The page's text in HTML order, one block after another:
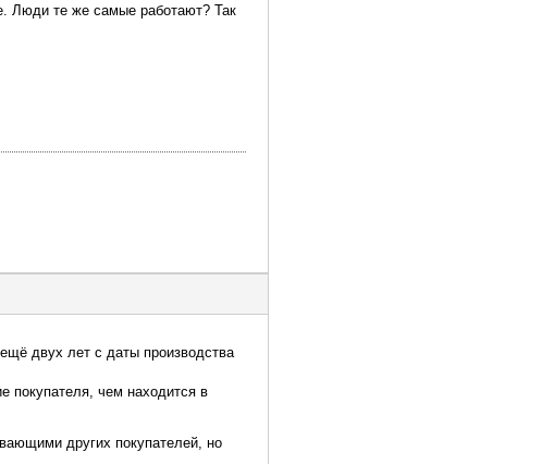
Люди те же самые работают? Так
двух лет с даты производства
покупателя, чем находится в
других покупателей, но